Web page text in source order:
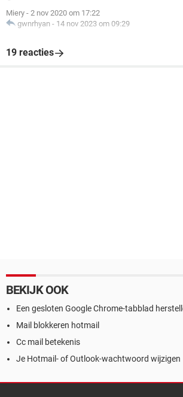
Miery - 2 nov 2020 om 17:22
gwnrhyan - 14 nov 2023 om 09:29
19 reacties
BEKIJK OOK
Een gesloten Google Chrome-tabblad
Mail blokkeren hotmail
Cc mail betekenis
Je Hotmail- of Outlook-wachtwoord wijzigen